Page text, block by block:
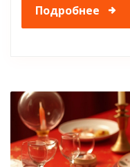
Подробнее